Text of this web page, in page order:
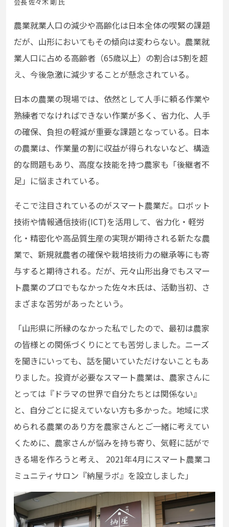
農業就業人口の減少や高齢化は日本全体の喫緊の課題
だが、山形においてもその傾向は変わらない。農業就
業人口に占める高齢者（65歳以上）の割合は5割を超
え、今後急激に減少することが懸念されている。
日本の農業の現場では、依然として人手に頼る作業や
熟練者でなければできない作業が多く、省力化、人手
の確保、負担の軽減が重要な課題となっている。日本
の農業は、作業量の割に収益が得られないなど、構造
的な問題もあり、高度な技能を持つ農家も「後継者不
足」に悩まされている。
そこで注目されているのがスマート農業だ。ロボット
技術や情報通信技術(ICT)を活用して、省力化・軽労
化・精密化や高品質生産の実現が期待される新たな農
業で、新規就農者の確保や栽培技術力の継承等にも寄
与すると期待される。だが、元々山形出身でもスマー
ト農業のプロでもなかった佐々木氏は、活動当初、さ
まざまな苦労があったという。
「山形県に所縁のなかった私でしたので、最初は農家
の皆様との関係づくりにとても苦労しました。ニーズ
を聞きにいっても、話を聞いていただけないこともあ
りました。投資が必要なスマート農業は、農家さんに
とっては『ドラマの世界で自分たちとは関係ない』
と、自分ごとに捉えていない方も多かった。地域に求
められる農業のあり方を農家さんとご一緒に考えてい
くために、農家さんが悩みを持ち寄 り、気軽に話がで
きる場を作ろうと考え、 2021年4月にスマート農業コ
ミュニティサロン『納屋ラボ』を設立しました」